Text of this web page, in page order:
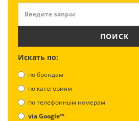
ПОИСК
Искать по:
по брендам
по категориям
по телефонным номерам
via Google™